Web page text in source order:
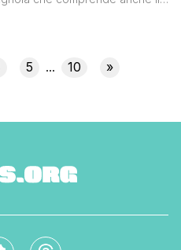
Vueling non è compreso nel
5 ... 10 »